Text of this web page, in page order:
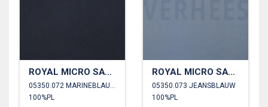
ROYAL MICRO SATIJN
05350.072 MARINEBLAUW
100%PL
ROYAL MICRO SATIJN
05350.073 JEANSBLAUW
100%PL